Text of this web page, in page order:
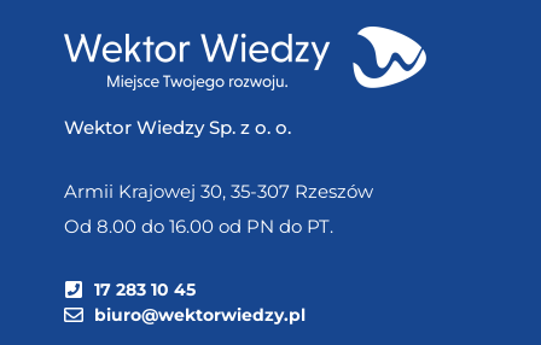
Wektor Wiedzy Sp. z o. o.
Armii Krajowej 30, 35-307 Rzeszów
Od 8.00 do 16.00 od PN do PT.
17 283 10 45
biuro@wektorwiedzy.pl